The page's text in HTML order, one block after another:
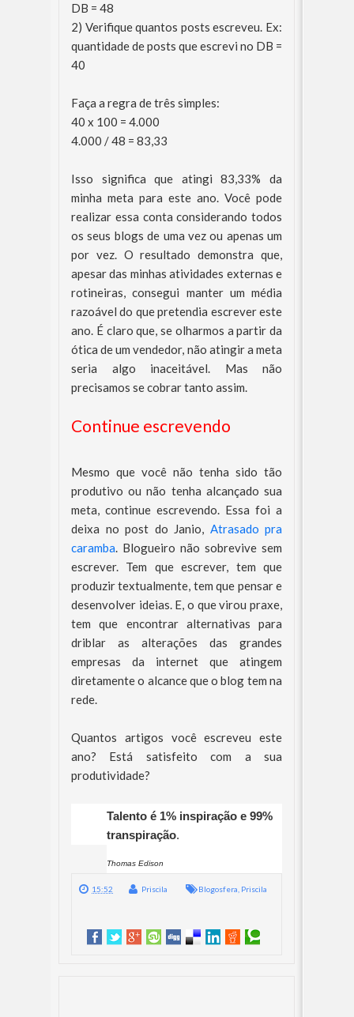
DB = 48
2) Verifique quantos posts escreveu. Ex:
quantidade de posts que escrevi no DB =
40
Faça a regra de três simples:
40 x 100 = 4.000
4.000 / 48 = 83,33
Isso significa que atingi 83,33% da
minha meta para este ano. Você pode
realizar essa conta considerando todos
os seus blogs de uma vez ou apenas um
por vez. O resultado demonstra que,
apesar das minhas atividades externas e
rotineiras, consegui manter um média
razoável do que pretendia escrever este
ano. É claro que, se olharmos a partir da
ótica de um vendedor, não atingir a meta
seria algo inaceitável. Mas não
precisamos se cobrar tanto assim.
Continue escrevendo
Mesmo que você não tenha sido tão
produtivo ou não tenha alcançado sua
meta, continue escrevendo. Essa foi a
deixa no post do Janio, Atrasado pra
caramba. Blogueiro não sobrevive sem
escrever. Tem que escrever, tem que
produzir textualmente, tem que pensar e
desenvolver ideias. E, o que virou praxe,
tem que encontrar alternativas para
driblar as alterações das grandes
empresas da internet que atingem
diretamente o alcance que o blog tem na
rede.
Quantos artigos você escreveu este
ano? Está satisfeito com a sua
produtividade?
Talento é 1% inspiração e 99%
transpiração.
Thomas Edison
15:52 Priscila Blogosfera Priscila